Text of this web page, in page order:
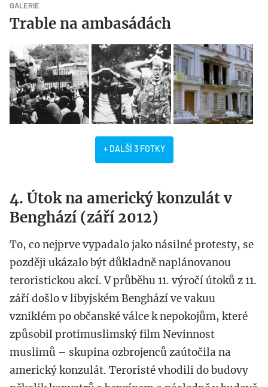
GALERIE
Trable na ambasádách
+ DALŠÍ 3 FOTKY
4. Útok na americký konzulát v
Benghází (září 2012)
To, co nejprve vypadalo jako násilné protesty, se
později ukázalo být důkladně naplánovanou
teroristickou akcí. V průběhu 11. výročí útoků z 11.
září došlo v libyjském Benghází ve vakuu
vzniklém po občanské válce k nepokojům, které
způsobil protimuslimský film Nevinnost
muslimů – skupina ozbrojenců zaútočila na
americký konzulát. Teroristé vhodili do budovy